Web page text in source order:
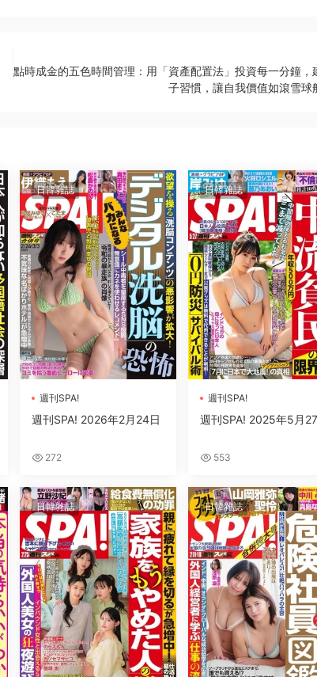
點時成金的五色時間管理：用「資產配置法」投資每一分鐘，
子習慣，讓自我價值如滾雪球
日韓雜誌
週刊SPA!
週刊SPA! 2026年2月24日
272
日韓雜誌
週刊SPA!
週刊SPA! 2025年5月
553
日韓雜誌 日韓雜誌